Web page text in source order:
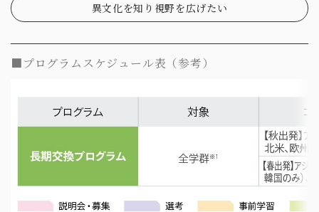
異文化を知り視野を広げたい
■プログラムスケジュール表（参考）